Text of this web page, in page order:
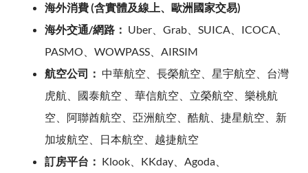
海外消費 (含實體及線上、歐洲國家交易)
海外交通/網路： Uber、Grab、SUICA、ICOCA、
PASMO、WOWPASS、AIRSIM
航空公司： 中華航空、長榮航空、星宇航空、台灣
虎航、國泰航空 、華信航空、立榮航空、樂桃航
空、阿聯酋航空、亞洲航空、酷航、捷星航空、新
加坡航空、日本航空、越捷航空
訂房平台： Klook、KKday、Agoda、